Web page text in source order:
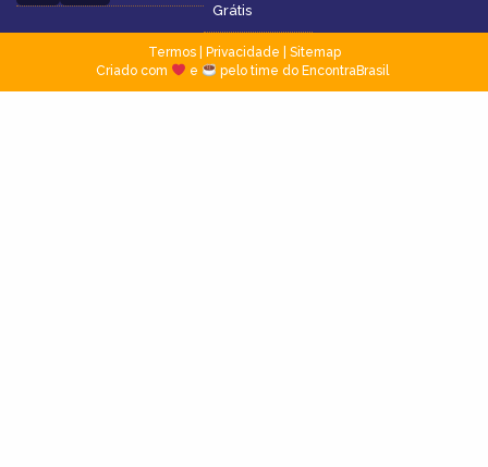
Grátis
Termos| Privacidade
Sitemap
Criado com
e pelo time do EncontraBrasil